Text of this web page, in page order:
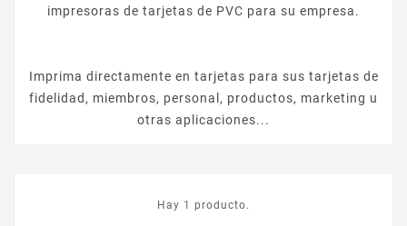
impresoras de tarjetas de PVC para su empresa.
Imprima directamente en tarjetas para sus tarjetas de
fidelidad, miembros, personal, productos, marketing u
otras aplicaciones...
Hay 1 producto.